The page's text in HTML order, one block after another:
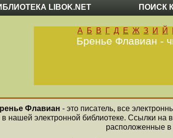
LIBOK.NET ПОИСК
А Б В Г Д Е Ж З И Й
Бренье Флавиан -
Флавиан - это писатель, все
в нашей электронной библиотеке. Ссылки на
расположенные в